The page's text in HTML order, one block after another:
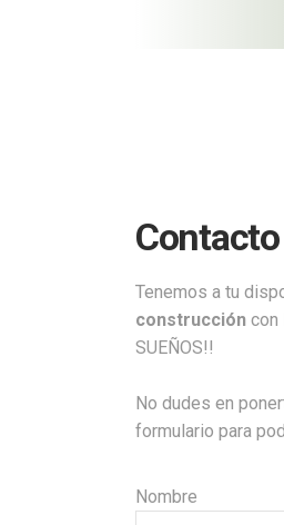
Contacto
Tenemos a tu
construcción con
SUEÑOS!!
No dudes en
formulario para
Nombre